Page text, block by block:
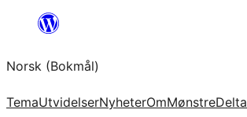
Hopp
innhold
Norsk (Bokmål)
TemaUtvidelserNyheterOmMønstreDelta